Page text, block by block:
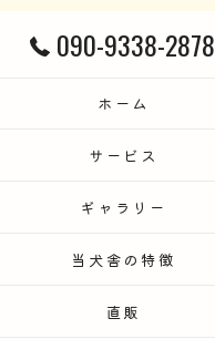
090-9338-2878
ホーム
サービス
ギャラリー
当犬舎の特徴
直販